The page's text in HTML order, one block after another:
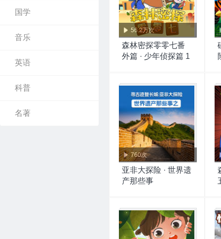
国学
音乐
英语
科普
名著
56.2万次
森林密探零零七番
外篇 · 少年侦探篇 1
760次
亚非大探险 · 世界遗
产那些事